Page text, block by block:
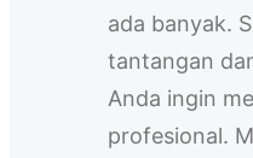
ada banyak.
tantangan
Anda ingin
profesional.